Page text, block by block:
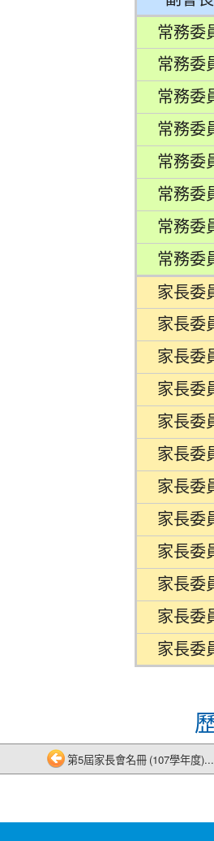
常務委
常務委
常務委
常務委
常務委
常務委
常務委
常務委
家長委
家長委
家長委
家長委
家長委
家長委
家長委
家長委
家長委
家長委
家長委
家長委
第5屆家長會名冊 (107學年度)...